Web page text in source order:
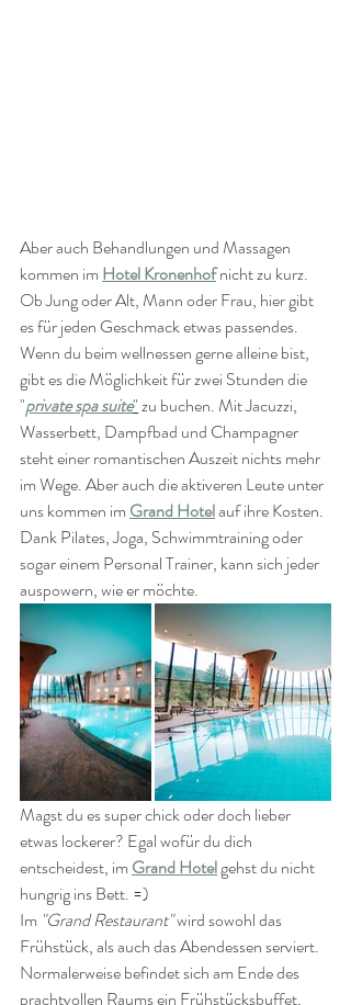
Aber auch Behandlungen und Massagen
kommen im Hotel Kronenhofnicht zu kurz.
Ob Jung oder Alt, Mann oder Frau, hier gibt
es für jeden Geschmack etwas passendes.
Wenn du beim wellnessen gerne alleine bist,
gibt es die Möglichkeit für zwei Stunden die
"private spa suite" zu buchen. Mit Jacuzzi,
Wasserbett, Dampfbad und Champagner
steht einer romantischen Auszeit nichts mehr
im Wege. Aber auch die aktiveren Leute unter
uns kommen im Grand Hotel auf ihre Kosten.
Dank Pilates, Joga, Schwimmtraining oder
sogar einem Personal Trainer, kann sich jeder
auspowern, wie er möchte.
Magst du es super chick oder doch lieber
etwas lockerer? Egal wofür du dich
entscheidest, im Grand Hotel gehst du nicht
hungrig ins Bett. =)
Im "Grand Restaurant" wird sowohl das
Frühstück, als auch das Abendessen serviert.
Normalerweise befindet sich am Ende des
prachtvollen Raums ein Frühstücksbuffet,